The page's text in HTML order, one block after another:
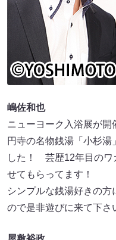
嶋佐和也
ニューヨーク入浴展が
円寺の名物銭湯「小杉湯
した！ 芸歴12年目のワ
せてもらってます！
シンプルな銭湯好きの
ので是非遊びに来て下